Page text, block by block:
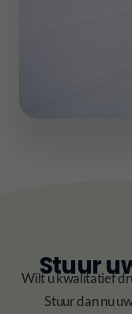
Stuur
Wilt u kwalitatief
Stuur dan nu